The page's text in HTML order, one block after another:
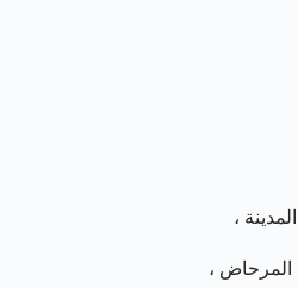
،
المرحاض ،